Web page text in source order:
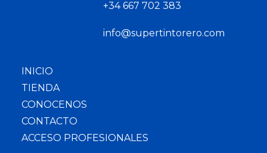
+34 667 702 383
info@supertintorero.com
INICIO
TIENDA
CONOCENOS
CONTACTO
ACCESO PROFESIONALES